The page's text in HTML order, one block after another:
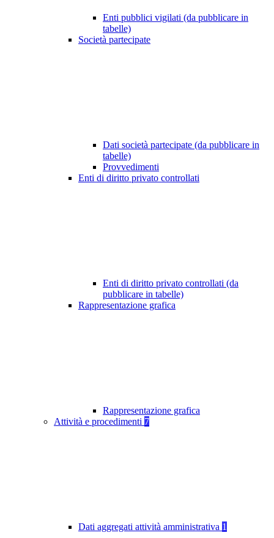
Enti pubblici vigilati (da pubblicare in
tabelle)
Società partecipate
Dati società partecipate (da pubblicare in
tabelle)
Provvedimenti
Enti di diritto privato controllati
Enti di diritto privato controllati (da
pubblicare in tabelle)
Rappresentazione grafica
Rappresentazione grafica
Attività e procedimenti 7
Dati aggregati attività amministrativa 1